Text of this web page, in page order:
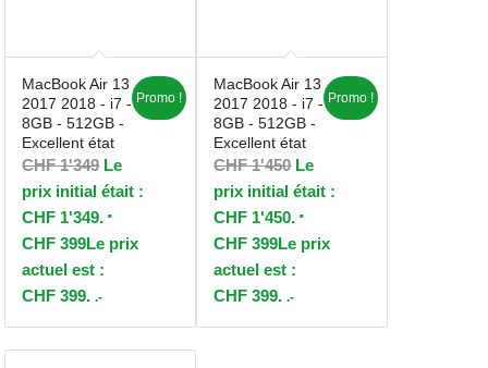
MacBook Air 13
2017 2018 - i7 -
8GB - 512GB -
Excellent état
CHF1'349 Le
prix initial était :
CHF 1'349.
CHF 399Le prix
actuel est :
CHF 399. .-
Promo !
MacBook Air 13
2017 2018 - i7 -
8GB - 512GB -
Excellent état
CHF1'450 Le
prix initial était :
CHF 1'450.
CHF 399Le prix
actuel est :
CHF 399. .-
Promo !